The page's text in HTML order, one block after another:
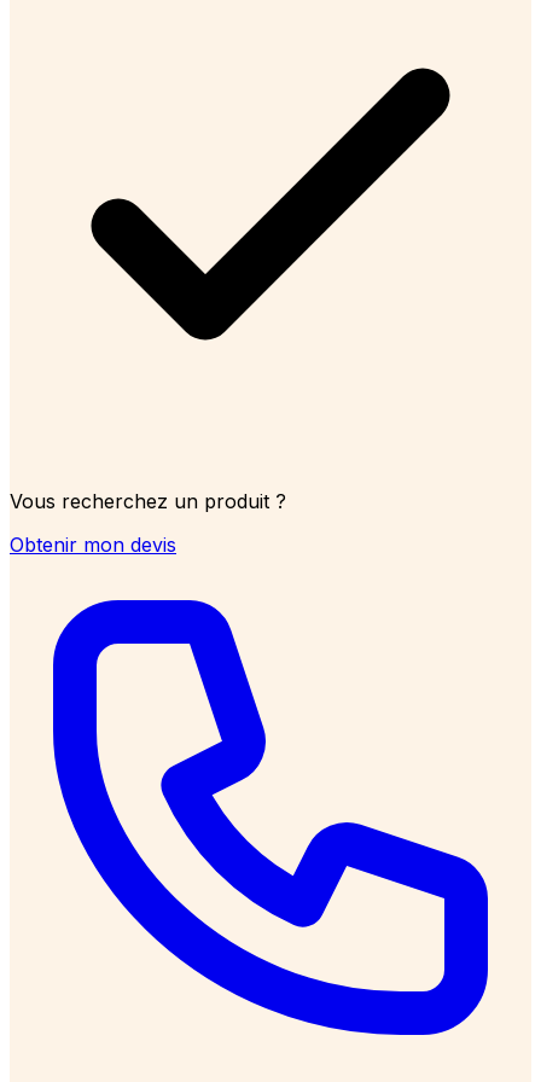
Vous recherchez un produit ?
Obtenir mon devis